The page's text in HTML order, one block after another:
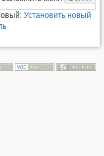
Установить новый